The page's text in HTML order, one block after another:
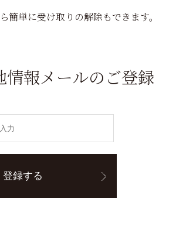
単に受け取りの解除もできます。
情報メールのご登録